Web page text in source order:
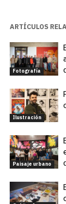
ARTÍCULOS
Fotografía
Ilustración
Paisaje urbano